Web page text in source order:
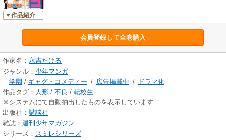
作品紹介
会員登録して全巻購入
作家名： 永吉たける
ジャンル： 少年マンガ
学園 / ギャグ・コメディー / 広告掲載中 /
ドラマ化
作品タグ： 人形 / 不良 / 転校生
※システムにて自動抽出したものを表示しています
出版社： 講談社
雑誌： 週刊少年マガジン
シリーズ： スミレシリーズ